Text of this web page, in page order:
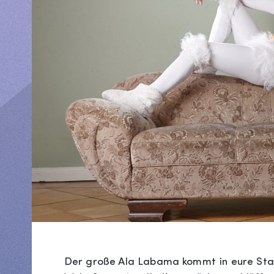
Der große Ala Labama kommt in eure